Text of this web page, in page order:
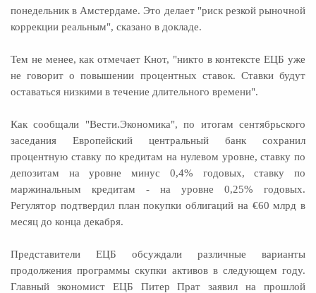
понедельник в Амстердаме. Это делает "риск резкой рыночной
коррекции реальным", сказано в докладе.
Тем не менее, как отмечает Кнот, "никто в контексте ЕЦБ уже
не говорит о повышении процентных ставок. Ставки будут
оставаться низкими в течение длительного времени".
Как сообщали "Вести.Экономика", по итогам сентябрьского
заседания Европейский центральный банк сохранил
процентную ставку по кредитам на нулевом уровне, ставку по
депозитам на уровне минус 0,4% годовых, ставку по
маржинальным кредитам - на уровне 0,25% годовых.
Регулятор подтвердил план покупки облигаций на €60 млрд в
месяц до конца декабря.
Представители ЕЦБ обсуждали различные варианты
продолжения программы скупки активов в следующем году.
Главный экономист ЕЦБ Питер Прат заявил на прошлой